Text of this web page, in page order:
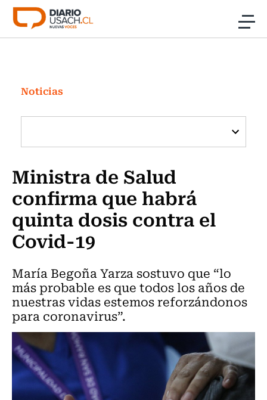
Click acá para ir directamente al contenido
Investigación
Cultura
Programas Radio y TV Usach
Noticias
Ministra de Salud
confirma que habrá
quinta dosis contra el
Covid-19
María Begoña Yarza sostuvo que “lo
más probable es que todos los años de
nuestras vidas estemos reforzándonos
para coronavirus”.